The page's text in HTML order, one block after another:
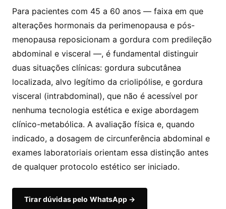
Para pacientes com 45 a 60 anos — faixa em que
alterações hormonais da perimenopausa e pós-
menopausa reposicionam a gordura com predileção
abdominal e visceral —, é fundamental distinguir
duas situações clínicas: gordura subcutânea
localizada, alvo legítimo da criolipólise, e gordura
visceral (intrabdominal), que não é acessível por
nenhuma tecnologia estética e exige abordagem
clínico-metabólica. A avaliação física e, quando
indicado, a dosagem de circunferência abdominal e
exames laboratoriais orientam essa distinção antes
de qualquer protocolo estético ser iniciado.
Tirar dúvidas pelo WhatsApp →